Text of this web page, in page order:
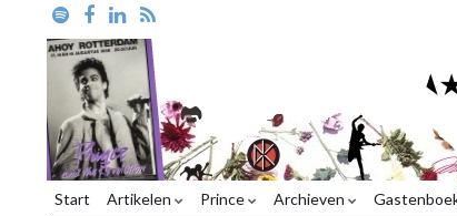
Start Artikelen Prince Archieven